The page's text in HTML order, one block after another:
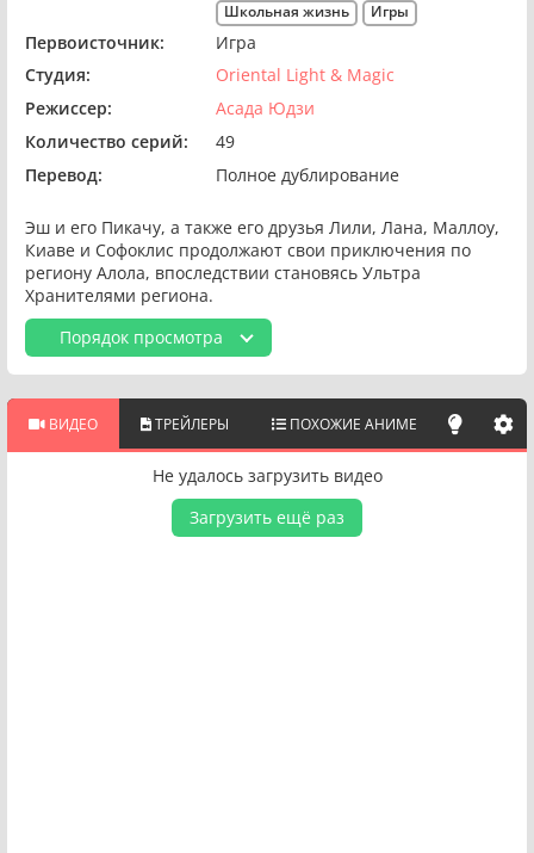
Школьная жизнь
Игры
Первоисточник:
Игра
Студия:
Oriental Light & Magic
Режиссер:
Асада Юдзи
Количество серий:
49
Перевод:
Полное дублирование
Эш и его Пикачу, а также его друзья Лили, Лана, Маллоу,
Киаве и Софоклис продолжают свои приключения по
региону Алола, впоследствии становясь Ультра
Хранителями региона.
Порядок просмотра
ВИДЕО ТРЕЙЛЕРЫ ПОХОЖИЕ АНИМЕ
Не удалось загрузить видео
Загрузить ещё раз